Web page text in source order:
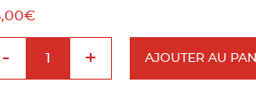
€
- + AJOUTER AU